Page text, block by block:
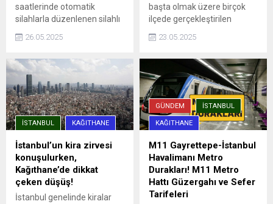
saatlerinde otomatik
silahlarla düzenlenen silahlı
Ümit Engin şans eseri yara
güvenlik kamerasına
yansıdı.
26.05.2025
başta olmak üzere birçok
ilçede gerçekleştirilen
müdürlükleri, Asayiş, Özel
Denetleme şube
müdürlüklerinden ekipler
katıldı. Uygulama
noktalarında durdurulan
araçlar detaylı ...
23.05.2025
İSTANBUL KAĞITHANE
İstanbul’un kira zirvesi
konuşulurken,
Kağıthane’de dikkat
çeken düşüş!
İstanbul genelinde kiralar
GÜNDEM İSTANBUL
KAĞITHANE
M11 Gayrettepe-İstanbul
Havalimanı Metro
Durakları! M11 Metro
Hattı Güzergahı ve Sefer
Tarifeleri